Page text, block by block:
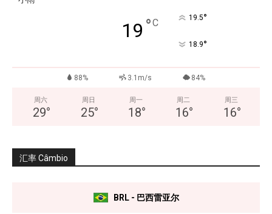
19 °C 19.5°
18.9°
88% 3.1m/s 84%
周六
29°
周日
25°
周一
18°
周二
16°
周三
16°
汇率 Câmbio
BRL - 巴西雷亚尔